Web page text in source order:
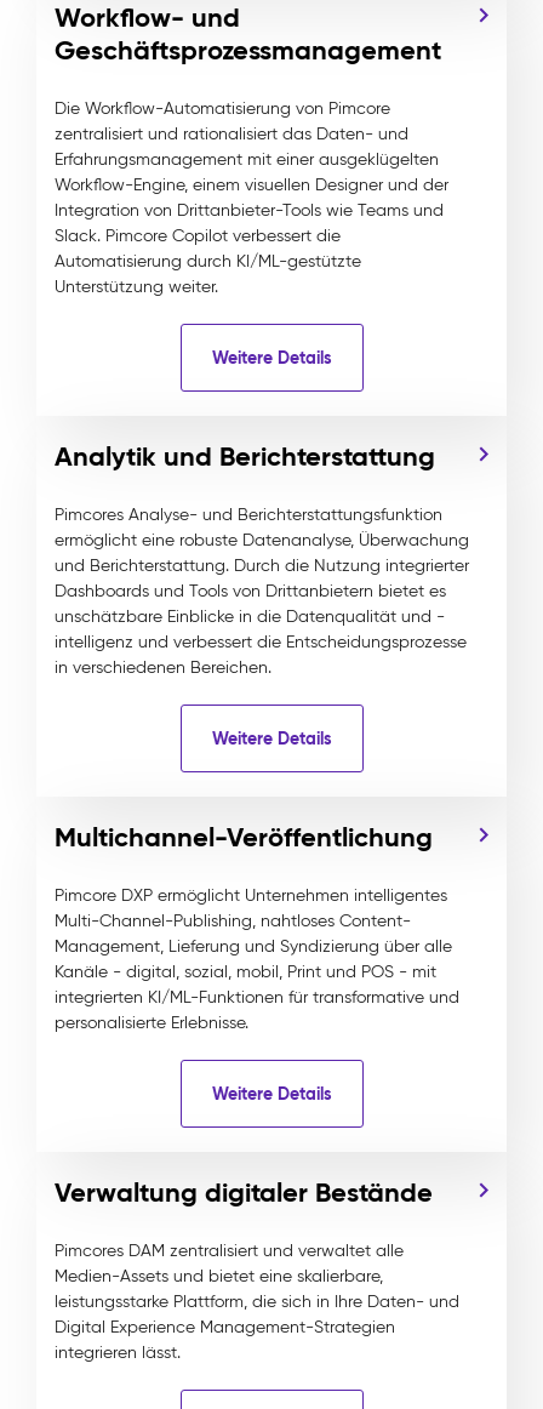
Workflow- und
Geschäftsprozessmanagement
Die Workflow-Automatisierung von Pimcore
zentralisiert und rationalisiert das Daten- und
Erfahrungsmanagement mit einer ausgeklügelten
Workflow-Engine, einem visuellen Designer und der
Integration von Drittanbieter-Tools wie Teams und
Slack. Pimcore Copilot verbessert die
Automatisierung durch KI/ML-gestützte
Unterstützung weiter.
Weitere Details
Analytik und Berichterstattung
Pimcores Analyse- und Berichterstattungsfunktion
ermöglicht eine robuste Datenanalyse, Überwachung
und Berichterstattung. Durch die Nutzung integrierter
Dashboards und Tools von Drittanbietern bietet es
unschätzbare Einblicke in die Datenqualität und -
intelligenz und verbessert die Entscheidungsprozesse
in verschiedenen Bereichen.
Weitere Details
Multichannel-Veröffentlichung
Pimcore DXP ermöglicht Unternehmen intelligentes
Multi-Channel-Publishing, nahtloses Content-
Management, Lieferung und Syndizierung über alle
Kanäle - digital, sozial, mobil, Print und POS - mit
integrierten KI/ML-Funktionen für transformative und
personalisierte Erlebnisse.
Weitere Details
Verwaltung digitaler Bestände
Pimcores DAM zentralisiert und verwaltet alle
Medien-Assets und bietet eine skalierbare,
leistungsstarke Plattform, die sich in Ihre Daten- und
Digital Experience Management-Strategien
integrieren lässt.